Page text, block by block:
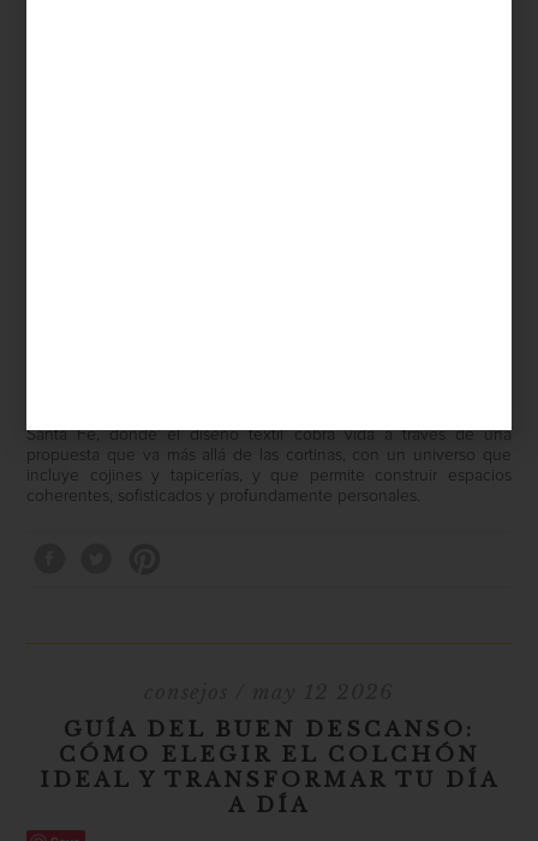
Santa Fe, donde el diseño textil cobra vida a través de una
propuesta que va más allá de las cortinas, con un universo que
incluye cojines y tapicerías, y que permite construir espacios
coherentes, sofisticados y profundamente personales.
GUÍA DEL BUEN DESCANSO:
CÓMO ELEGIR EL COLCHÓN
IDEAL Y TRANSFORMAR TU DÍA
A DÍA